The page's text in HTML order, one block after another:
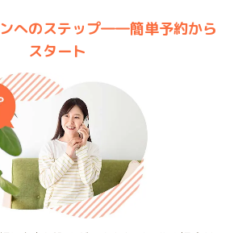
へのステップ――簡単予約から
スタート